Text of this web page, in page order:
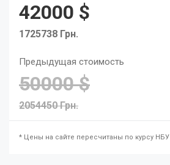
42000 $
1725738 Грн.
Предыдущая стоимость
50000 $
2054450 Грн.
* Цены на сайте пересчитаны по курсу НБУ